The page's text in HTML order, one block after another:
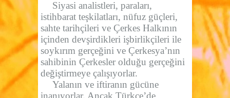
Siyasi analistleri, paraları,
istihbarat teşkilatları, nüfuz güçleri,
sahte tarihçileri ve Çerkes Halkının
içinden devşirdikleri işbirlikçileri ile
soykırım gerçeğini ve Çerkesya’nın
sahibinin Çerkesler olduğu gerçeğini
değiştirmeye çalışıyorlar.
Yalanın ve iftiranın gücüne
inanıyorlar. Ancak Türkçe’de